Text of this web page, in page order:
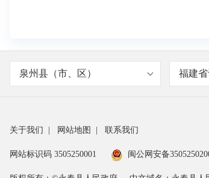
泉州县（市、区） 福建
关于我们 网站地图 联系我们
网站标识码 3505250001 闽公网安备